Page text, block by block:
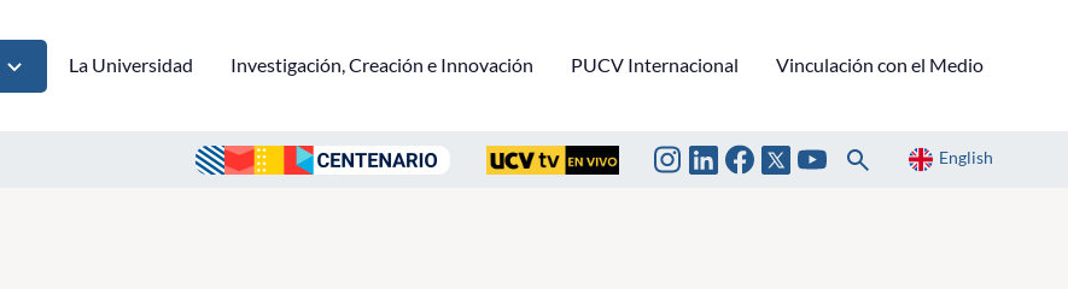
La Universidad Investigación, Creación e Innovación PUCV Internacional Vinculación con el Medio
English